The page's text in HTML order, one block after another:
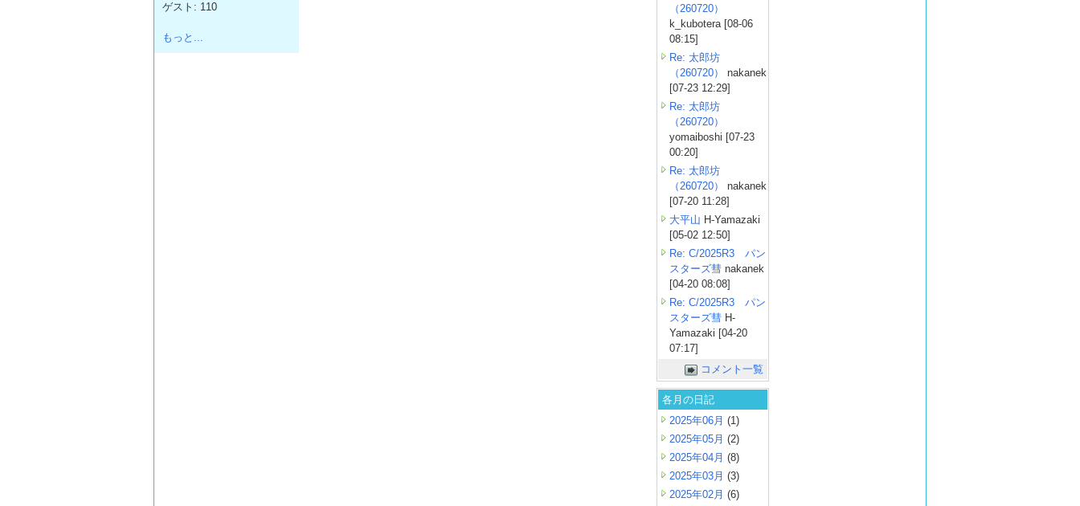
（260720）
k_kubotera [08-06
08:15]
Re: 太郎坊
（260720）
nakanek
[07-23 12:29]
Re: 太郎坊
（260720）
yomaiboshi [07-23
00:20]
Re: 太郎坊
（260720）
nakanek
[07-20 11:28]
大平山 H-Yamazaki
[05-02 12:50]
Re: C/2025R3 パン
スターズ彗 nakanek
[04-20 08:08]
Re: C/2025R3 パン
スターズ彗 H-
Yamazaki [04-20
07:17]
コメント一覧
各月の日記
2025年06月 (1)
2025年05月 (2)
2025年04月 (8)
2025年03月 (3)
2025年02月 (6)
ゲスト: 110
もっと...